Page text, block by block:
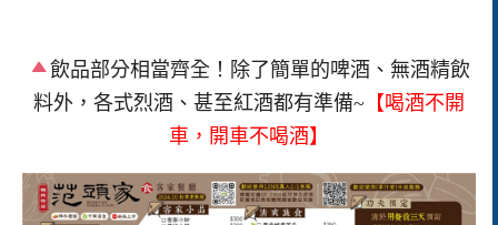
飲品部分相當齊全！除了簡單的啤酒、無酒精飲
料外，各式烈酒、甚至紅酒都有準備~ 【喝酒不開
車，開車不喝酒】